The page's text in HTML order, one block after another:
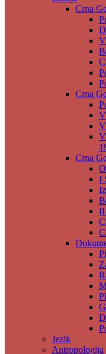
Crna
Crna
Crna
I
II
Jezik
Antropologija